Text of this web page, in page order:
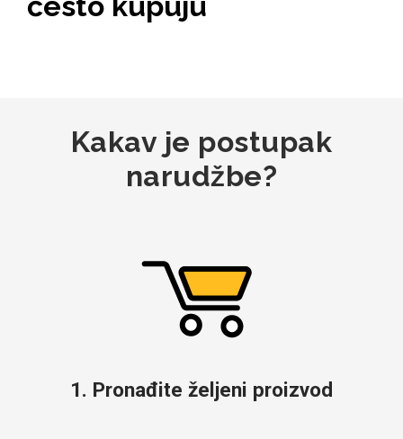
Kakav je postupak
narudžbe?
1. Pronađite željeni proizvod
Obiteljski motivi